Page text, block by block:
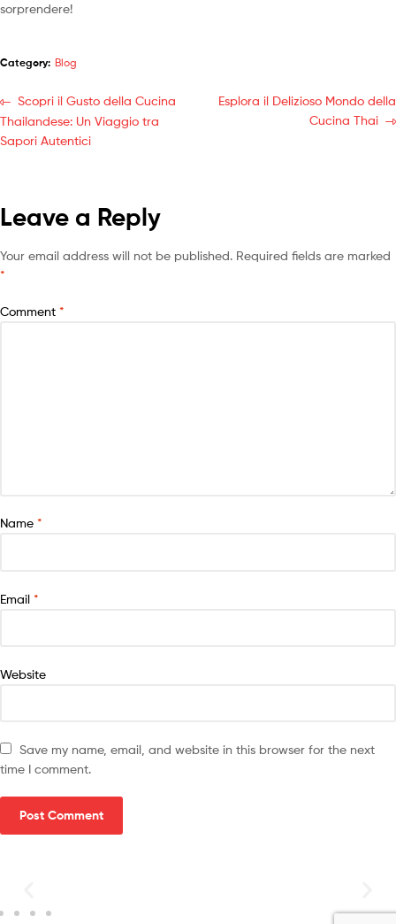
sorprendere!
Category: Blog
Scopri il Gusto della Cucina
Thailandese: Un Viaggio tra
Sapori Autentici
Esplora il Delizioso Mondo della
Cucina Thai
Leave a Reply
Your email address will not be published. Required fields are marked
*
Comment *
Name *
Email *
Website
Save my name, email, and website in this browser for the next
time I comment.